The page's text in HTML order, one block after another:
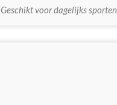
Geschikt voor dagelijks sporten